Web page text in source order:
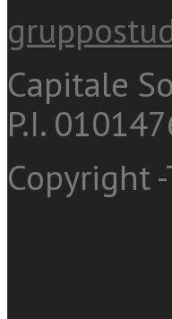
Capitale
P.I.
Copyright